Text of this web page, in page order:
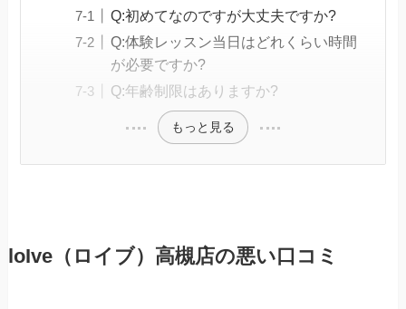
Q:初めてなのですが大丈夫ですか?
Q:体験レッスン当日はどれくらい時間
が必要ですか?
Q:年齢制限はありますか?
もっと見る
loIve（ロイブ）高槻店の悪い口コミ